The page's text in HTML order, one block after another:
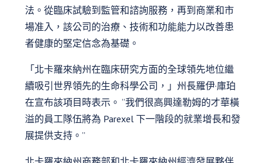
法。從臨床試驗到監管和諮詢服務，再到商業和市
場准入，該公司的治療、技術和功能能力以改善患
者健康的堅定信念為基礎。
「北卡羅來納州在臨床研究方面的全球領先地位繼
續吸引世界領先的生命科學公司，」州長羅伊·庫珀
在宣布該項目時表示。 “我們很高興達勒姆的才華橫
溢的員工隊伍將為 Parexel 下一階段的就業增長和發
展提供支持。”